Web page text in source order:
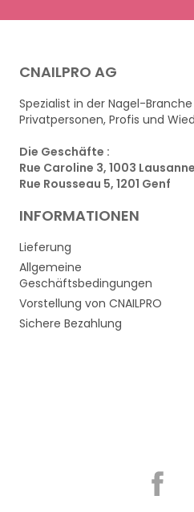
CNAILPRO AG
Spezialist in der Nagel-
Privatpersonen, Profis und
Die Geschäfte :
Rue Caroline 3, 1003 Lausanne
Rue Rousseau 5, 1201 Genf
INFORMATIONEN
Lieferung
Allgemeine
Geschäftsbedingungen
Vorstellung von CNAILPRO
Sichere Bezahlung